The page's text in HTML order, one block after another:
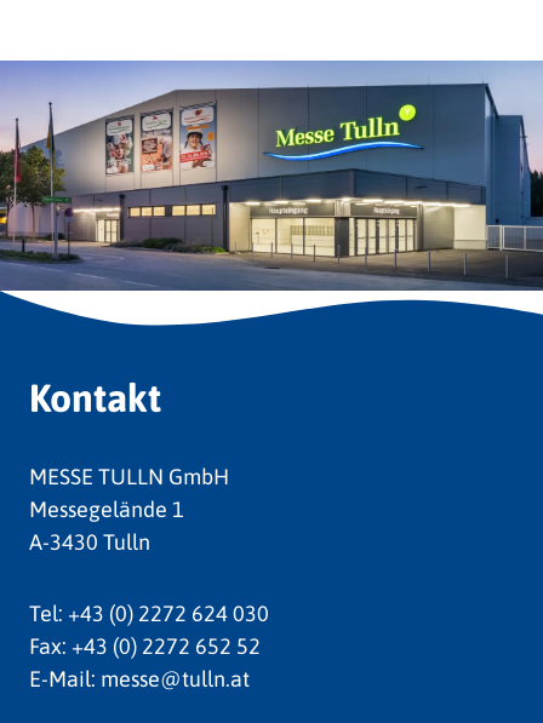
Kontakt
MESSE TULLN GmbH
Messegelände 1
A-3430 Tulln
Tel: +43 (0) 2272 624 030
Fax: +43 (0) 2272 652 52
E-Mail: messe@tulln.at